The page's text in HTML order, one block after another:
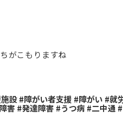
がこもりますね
設 #障がい者支援 #障がい #就
害 #発達障害 #うつ病 #二中通